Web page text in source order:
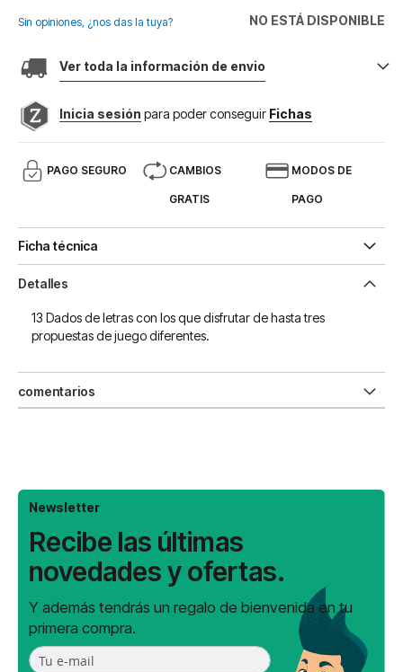
de
de
imágenes
NO ESTÁ DISPONIBLE
Sin opiniones, ¿nos das la tuya?
Ver toda la información de envio
Inicia sesión para poder conseguir Fichas
PAGO SEGURO CAMBIOS
GRATIS
MODOS DE
PAGO
Ficha técnica
Detalles
13 Dados de letras con los que disfrutar de hasta tres
propuestas de juego diferentes.
comentarios
Newsletter
Recibe las últimas
novedades y ofertas.
Y además tendrás un regalo de bienvenida en tu
primera compra.